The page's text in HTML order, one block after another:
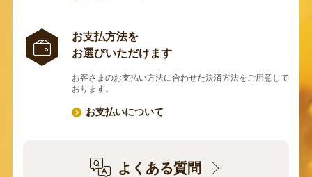
お支払方法を
お選びいただけます
お客さまのお支払い方法に合わせた決済方法をご用意して
おります。
お支払いについて
よくある質問